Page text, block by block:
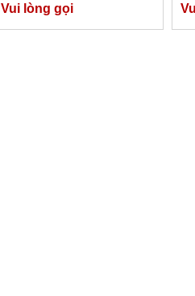
Vui lòng gọi